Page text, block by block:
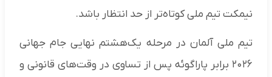
نیمکت تیم ملی کوتاه‌تر از حد انتظار باشد.
تیم ملی آلمان در مرحله یک‌هشتم نهایی جام جهانی
۲۰۲۶ برابر پاراگوئه پس از تساوی در وقت‌های قانونی و